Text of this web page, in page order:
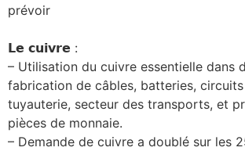
prévoir
𝗟𝗲 𝗰𝘂𝗶𝘃𝗿𝗲 :
– Utilisation du cuivre essentielle dans
fabrication de câbles, batteries,
tuyauterie, secteur des transports, et
pièces de monnaie.
– Demande de cuivre a doublé sur les